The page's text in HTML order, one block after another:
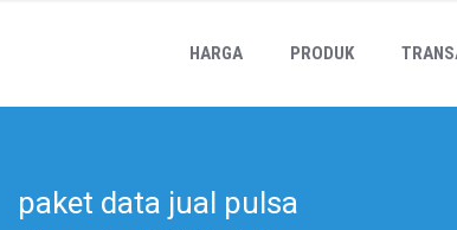
HARGA PRODUK
paket data jual pulsa